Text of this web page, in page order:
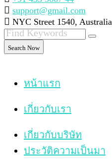
support@gmail.com
NYC Street 1540, Australia
Search Now
หน้าแรก
เกี่ยวกับเรา
เกี่ยวกับบริษัท
ประวัติความเป็นมา